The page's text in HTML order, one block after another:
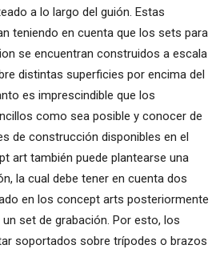
a lo largo del guión. Estas
teniendo en cuenta que los sets para
se encuentran construidos a escala
distintas superficies por encima del
es imprescindible que los
como sea posible y conocer de
de construcción disponibles en el
art también puede plantearse una
la cual debe tener en cuenta dos
en los concept arts posteriormente
set de grabación. Por esto, los
soportados sobre trípodes o brazos